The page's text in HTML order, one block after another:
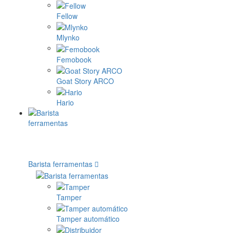
Fellow
Mlynko
Femobook
Goat Story ARCO
Hario
Barista ferramentas
Tamper
Tamper automático